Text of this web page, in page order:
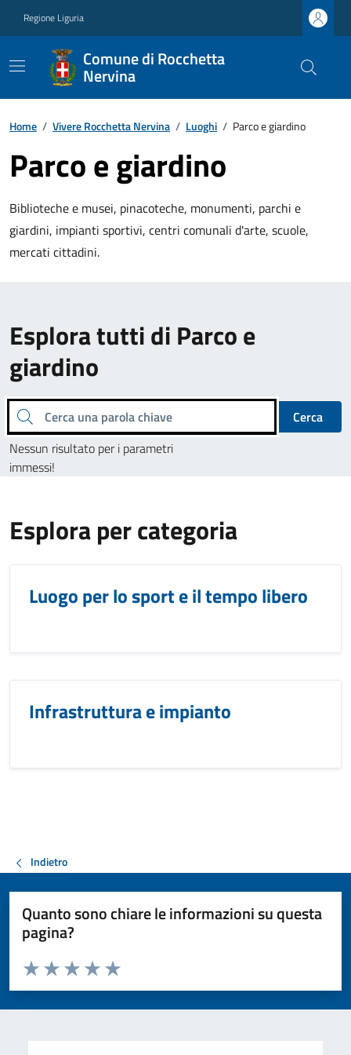
Regione Liguria
Comune di Rocchetta
Nervina
Home / Vivere Rocchetta Nervina / Luoghi / Parco e giardino
Parco e giardino
Biblioteche e musei, pinacoteche, monumenti, parchi e
giardini, impianti sportivi, centri comunali d'arte, scuole,
mercati cittadini.
Esplora tutti di Parco e
giardino
Cerca una parola chiave
Cerca
Nessun risultato per i parametri
immessi!
Esplora per categoria
Luogo per lo sport e il tempo libero
Infrastruttura e impianto
Indietro
Quanto sono chiare le informazioni su questa
pagina?
Valuta da 1 a 5 stelle la pagina
Valuta 5 stelle su 5
Valuta 4 stelle su 5
Valuta 3 stelle su 5
Valuta 2 stelle su 5
Valuta 1 stelle su 5